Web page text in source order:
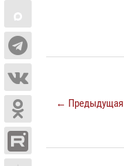
← Предыдущая